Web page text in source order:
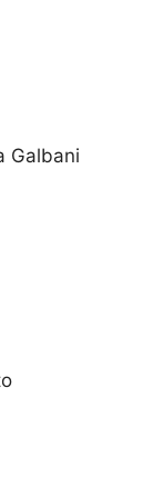
Galbani